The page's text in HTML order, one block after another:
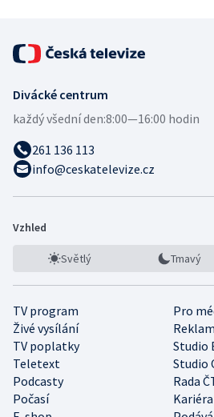
Divácké centrum
každý všední den:8:00—16:00 hodin
261 136 113
info@ceskatelevize.cz
Vzhled
Světlý Tmavý
TV program
Pro
Živé vysílání
TV poplatky
Studio
Teletext
Studio
Podcasty
Rada
Počasí
Kariéra